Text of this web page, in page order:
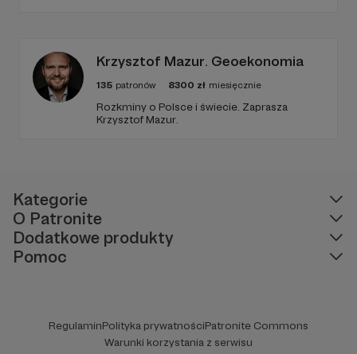
Krzysztof Mazur. Geoekonomia
135 patronów 8300 zł miesięcznie
Rozkminy o Polsce i świecie. Zaprasza
Krzysztof Mazur.
Kategorie
O Patronite
Dodatkowe produkty
Pomoc
RegulaminPolityka prywatnościPatronite Commons
Warunki korzystania z serwisu